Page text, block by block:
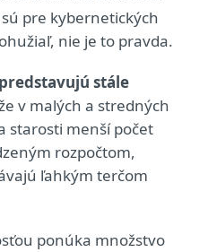
pre kybernetických
nie je to pravda.
stále
v malých a stredných
starosti menší počet
rozpočtom,
ľahkým terčom
ponúka množstvo